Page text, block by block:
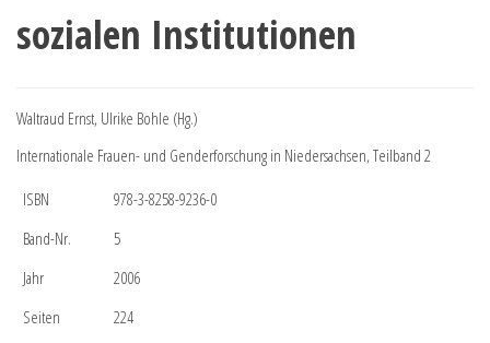
sozialen Institutionen
Waltraud Ernst, Ulrike Bohle (Hg.)
Internationale Frauen- und Genderforschung in Niedersachsen, Teilband 2
ISBN
978-3-8258-9236-0
Band-Nr.
5
Jahr
2006
Seiten
224